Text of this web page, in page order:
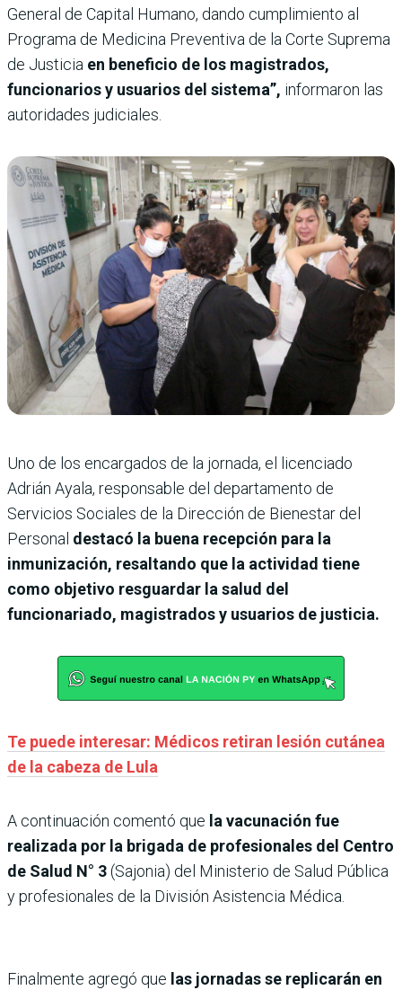
General de Capital Humano, dando cumplimiento al
Programa de Medicina Preventiva de la Corte Suprema
de Justicia en beneficio de los magistrados,
funcionarios y usuarios del sistema”, informaron las
autoridades judiciales.
Uno de los encargados de la jornada, el licenciado
Adrián Ayala, responsable del departamento de
Servicios Sociales de la Dirección de Bienestar del
Personal destacó la buena recepción para la
inmunización, resaltando que la actividad tiene
como objetivo resguardar la salud del
funcionariado, magistrados y usuarios de justicia.
Te puede interesar: Médicos retiran lesión cutánea
de la cabeza de Lula
A continuación comentó que la vacunación fue
realizada por la brigada de profesionales del Centro
de Salud N° 3(Sajonia) del Ministerio de Salud Pública
y profesionales de la División Asistencia Médica.
Finalmente agregó que las jornadas se replicarán en